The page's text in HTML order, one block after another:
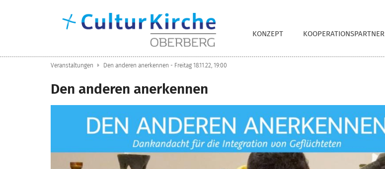
KONZEPT KOOPERATIONSPARTNER
Veranstaltungen Den anderen anerkennen - Freitag 18.11.22, 19:00
Den anderen anerkennen